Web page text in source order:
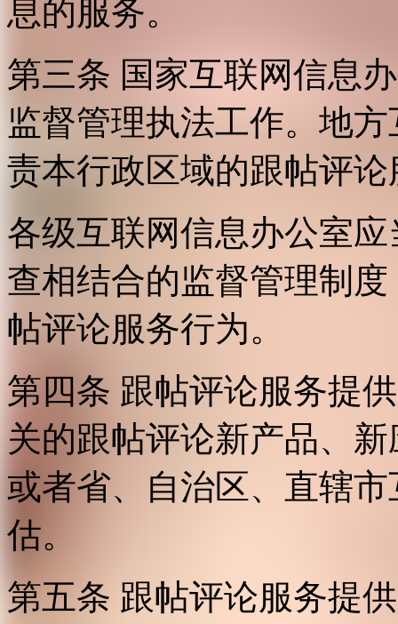
息的服务。
第三条 国家互联网信息
监督管理执法工作。地
责本行政区域的跟帖评
各级互联网信息办公室
查相结合的监督管理制
帖评论服务行为。
第四条 跟帖评论服务提
关的跟帖评论新产品、
或者省、自治区、直辖
估。
第五条 跟帖评论服务提